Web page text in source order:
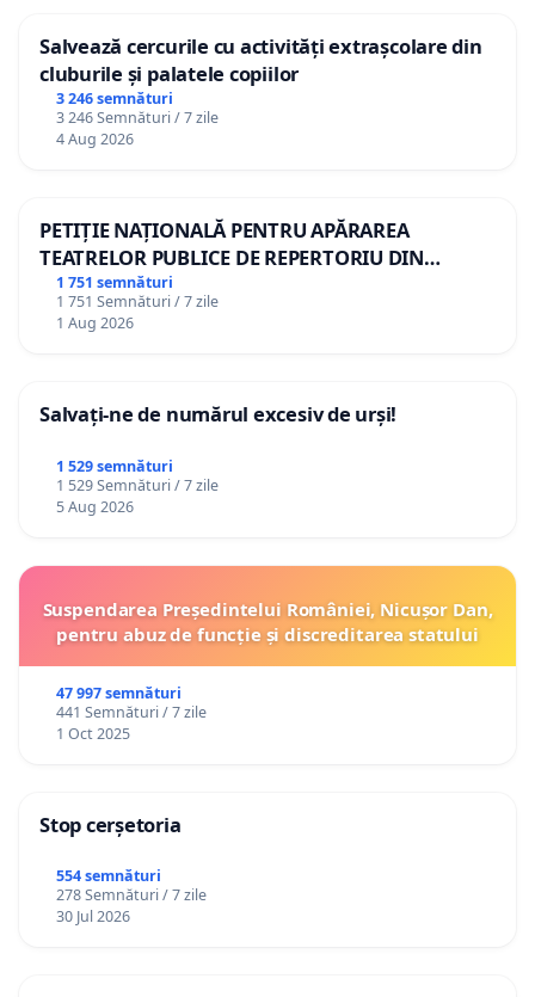
Salvează cercurile cu activități extrașcolare din
cluburile și palatele copiilor
3 246 semnături
3 246 Semnături / 7 zile
4 Aug 2026
PETIȚIE NAȚIONALĂ PENTRU APĂRAREA
TEATRELOR PUBLICE DE REPERTORIU DIN
ROMÂNIA
1 751 semnături
1 751 Semnături / 7 zile
1 Aug 2026
Salvați-ne de numărul excesiv de urși!
1 529 semnături
1 529 Semnături / 7 zile
5 Aug 2026
Suspendarea Președintelui României, Nicușor Dan,
pentru abuz de funcție și discreditarea statului
47 997 semnături
441 Semnături / 7 zile
1 Oct 2025
Stop cerșetoria
554 semnături
278 Semnături / 7 zile
30 Jul 2026